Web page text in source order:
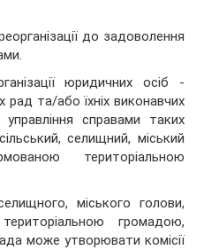
до задоволення
юридичних осіб -
рад та/або їхніх виконавчих
справами таких
селищний, міський
територіальною
міського голови,
громадою,
може утворювати комісії